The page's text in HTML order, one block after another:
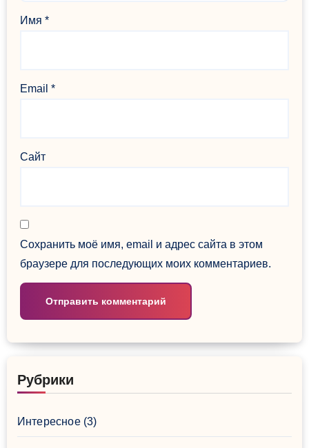
Имя*
Email*
Сайт
Сохранить моё имя, email и адрес сайта в этом
браузере для последующих моих комментариев.
Рубрики
Интересное(3)